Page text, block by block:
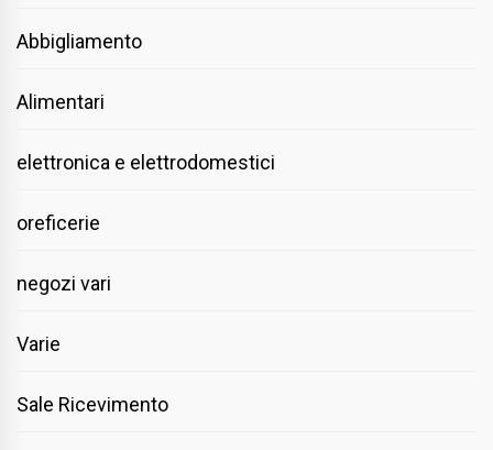
Abbigliamento
Alimentari
elettronica e elettrodomestici
oreficerie
negozi vari
Varie
Sale Ricevimento